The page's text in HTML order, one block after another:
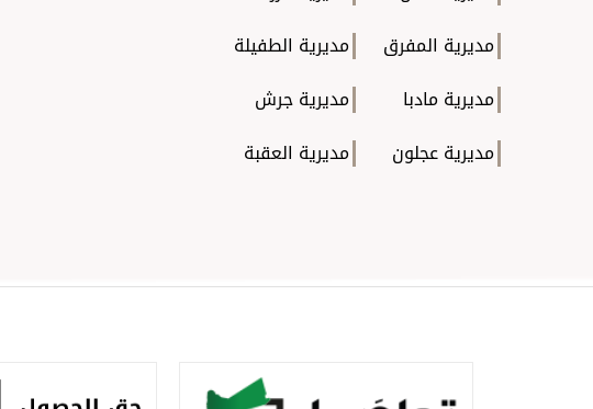
مديرية المفرق
مديرية الطفيلة
مديرية مادبا
مديرية جرش
مديرية عجلون
مديرية العقبة